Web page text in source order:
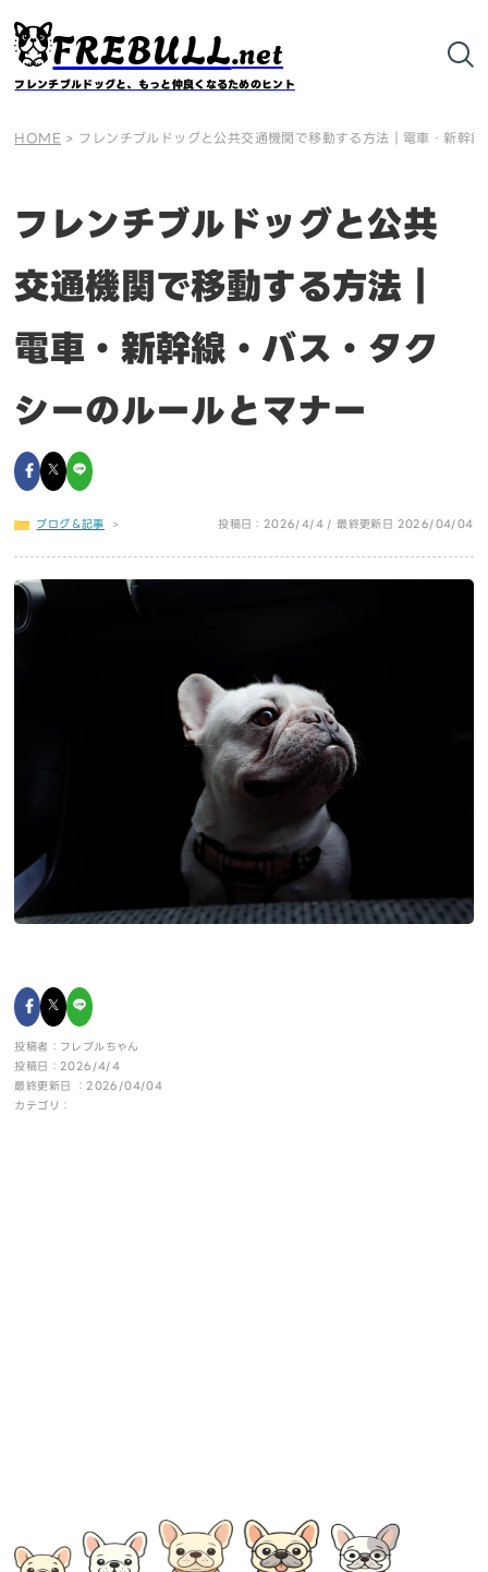
FREBULL.net
フレンチブルドッグと、もっと仲良くなるためのヒント
HOME > フレンチブルドッグと公共交通機関で移動する方法｜電車・新幹
フレンチブルドッグと公共
交通機関で移動する方法｜
電車・新幹線・バス・タク
シーのルールとマナー
ブログ＆記事 > 投稿日：2026/4/4 / 最終更新日 2026/04/04
投稿者：フレブルちゃん
投稿日：2026/4/4
最終更新日 ：2026/04/04
カテゴリ：